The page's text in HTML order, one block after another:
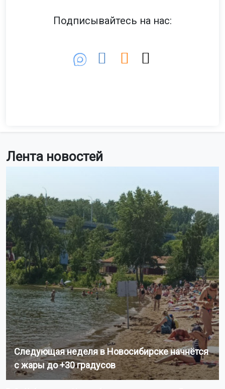
Лента новостей
Следующая неделя в Новосибирске начнётся
с жары до +30 градусов
Подписывайтесь на нас: